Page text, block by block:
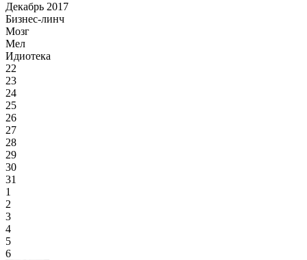
Декабрь 2017
Бизнес-линч
Мозг
Мел
Идиотека
22
23
24
25
26
27
28
29
30
31
1
2
3
4
5
6